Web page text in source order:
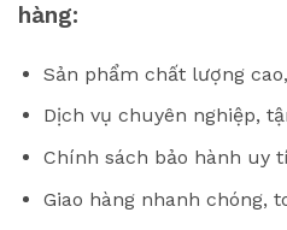
hàng:
Sản phẩm chất lượng
Dịch vụ chuyên nghiệp,
Chính sách bảo hành uy
Giao hàng nhanh chóng,